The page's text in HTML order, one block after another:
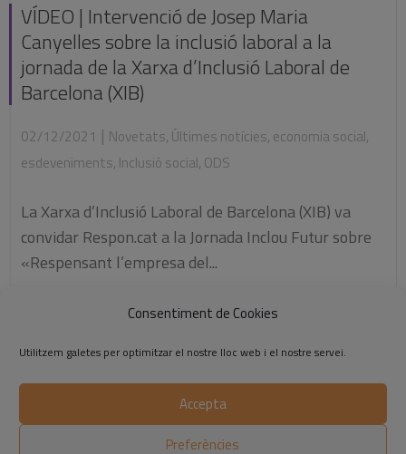
Consentiment de Cookies
Utilitzem galetes per optimitzar el nostre lloc web i el nostre servei.
Accepta
Preferències
VÍDEO | Intervenció de Josep Maria
Canyelles sobre la inclusió laboral a la
jornada de la Xarxa d’Inclusió Laboral de
Barcelona (XIB)
02/12/2021 | Novetats, Últimes notícies, economia social,
esdeveniments, Inclusió social, ODS
La Xarxa d’Inclusió Laboral de Barcelona (XIB) va
convidar Respon.cat a la Jornada Inclou Futur sobre
«Respensant l’empresa del...
©2014-2026 Respon.cat